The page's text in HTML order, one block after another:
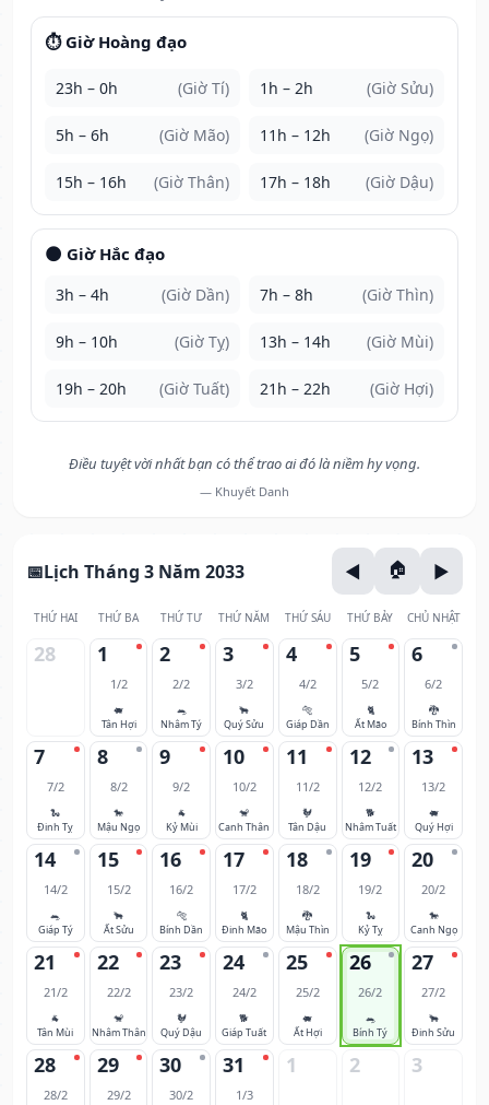
⏱️ Giờ Hoàng đạo
23h – 0h (Giờ Tí) 1h – 2h (Giờ Sửu)
5h – 6h (Giờ Mão) 11h – 12h (Giờ Ngọ)
15h – 16h (Giờ Thân) 17h – 18h (Giờ Dậu)
🌑 Giờ Hắc đạo
3h – 4h (Giờ Dần) 7h – 8h (Giờ Thìn)
9h – 10h (Giờ Tỵ) 13h – 14h (Giờ Mùi)
19h – 20h (Giờ Tuất) 21h – 22h (Giờ Hợi)
Điều tuyệt vời nhất bạn có thể trao ai đó là niềm hy vọng.
— Khuyết Danh
Lịch Tháng 3 Năm 2033
THỨ HAI THỨ BA THỨ TƯ THỨ NĂM THỨ SÁU THỨ BẢY CHỦ NHẬT
28 1
1/2
🐖
Tân Hợi
2
2/2
🐀
Nhâm Tý
3
3/2
🐂
Quý Sửu
4
4/2
🐅
Giáp Dần
5
5/2
🐈
Ất Mão
6
6/2
🐉
Bính Thìn
7
7/2
🐍
Đinh Tỵ
8
8/2
🐎
Mậu Ngọ
9
9/2
🐐
Kỷ Mùi
10
10/2
🐒
Canh Thân
11
11/2
🐓
Tân Dậu
12
12/2
🐕
Nhâm Tuất
13
13/2
🐖
Quý Hợi
14
14/2
🐀
Giáp Tý
15
15/2
🐂
Ất Sửu
16
16/2
🐅
Bính Dần
17
17/2
🐈
Đinh Mão
18
18/2
🐉
Mậu Thìn
19
19/2
🐍
Kỷ Tỵ
20
20/2
🐎
Canh Ngọ
21
21/2
🐐
Tân Mùi
22
22/2
🐒
Nhâm Thân
23
23/2
🐓
Quý Dậu
24
24/2
🐕
Giáp Tuất
25
25/2
🐖
Ất Hợi
26
26/2
🐀
Bính Tý
27
27/2
🐂
Đinh Sửu
28
28/2
29
29/2
30
30/2
31
1/3
1 2 3